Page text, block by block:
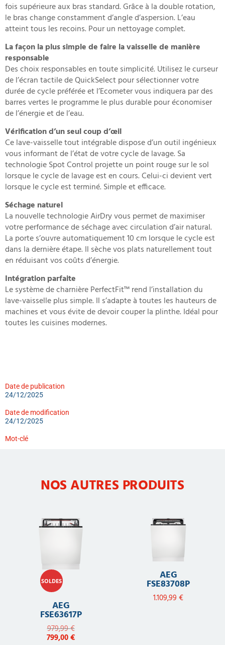
fois supérieure aux bras standard. Grâce à la double rotation,
le bras change constamment d’angle d’aspersion. L’eau
atteint tous les recoins. Pour un nettoyage complet.
La façon la plus simple de faire la vaisselle de manière
responsable
Des choix responsables en toute simplicité. Utilisez le curseur
de l’écran tactile de QuickSelect pour sélectionner votre
durée de cycle préférée et l’Ecometer vous indiquera par des
barres vertes le programme le plus durable pour économiser
de l’énergie et de l’eau.
Vérification d’un seul coup d’œil
Ce lave-vaisselle tout intégrable dispose d’un outil ingénieux
vous informant de l’état de votre cycle de lavage. Sa
technologie Spot Control projette un point rouge sur le sol
lorsque le cycle de lavage est en cours. Celui-ci devient vert
lorsque le cycle est terminé. Simple et efficace.
Séchage naturel
La nouvelle technologie AirDry vous permet de maximiser
votre performance de séchage avec circulation d’air natural.
La porte s’ouvre automatiquement 10 cm lorsque le cycle est
dans la dernière étape. Il sèche vos plats naturellement tout
en réduisant vos coûts d’énergie.
Intégration parfaite
Le système de charnière PerfectFit™ rend l’installation du
lave-vaisselle plus simple. Il s’adapte à toutes les hauteurs de
machines et vous évite de devoir couper la plinthe. Idéal pour
toutes les cuisines modernes.
Date de publication
24/12/2025
Date de modification
24/12/2025
Mot-clé
NOS AUTRES PRODUITS
SOLDES
AEG
FSE63617P
979,99€
799,00€
AEG
FSE83708P
1.109,99 €